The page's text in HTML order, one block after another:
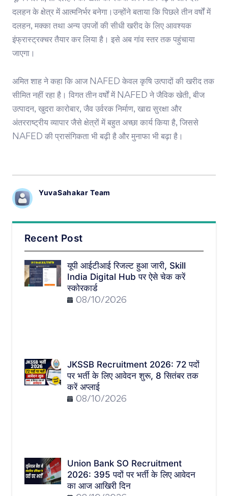
दलहन के क्षेत्र में आत्मनिर्भर बनेगा।उन्होंने बताया कि पिछले तीन वर्षों में
दलहन, मक्का तथा अन्य उपजों की सीधी खरीद के लिए आवश्यक
इंफ्रास्ट्रक्चर तैयार कर लिया है। इसे अब गांव स्तर तक पहुंचाया
जाएगा।
अमित शाह ने कहा कि आज NAFED केवल कृषि उत्पादों की खरीद तक
सीमित नहीं रहा है। विगत तीन वर्षों में NAFED ने जैविक खेती, बीज
उत्पादन, खुदरा कारोबार, जैव उर्वरक निर्माण, खाद्य सुरक्षा और
अंतरराष्ट्रीय व्यापार जैसे क्षेत्रों में बहुत अच्छा कार्य किया है, जिससे
NAFED की प्रासंगिकता भी बढ़ी है और मुनाफा भी बढ़ा है।
YuvaSahakar Team
Recent Post
यूपी आईटीआई रिजल्ट हुआ जारी, Skill
India Digital Hub पर ऐसे चेक करें
स्कोरकार्ड
08/10/2026
JKSSB Recruitment 2026: 72 पदों
पर भर्ती के लिए आवेदन शुरू, 8 सितंबर तक
करें अप्लाई
08/10/2026
Union Bank SO Recruitment
2026: 395 पदों पर भर्ती के लिए आवेदन
का आज आखिरी दिन